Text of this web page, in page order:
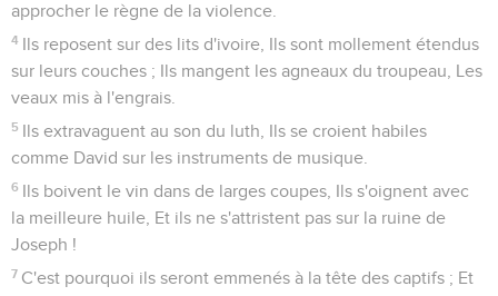
approcher le règne de la violence.
4 Ils reposent sur des lits d'ivoire, Ils sont mollement étendus
sur leurs couches ; Ils mangent les agneaux du troupeau, Les
veaux mis à l'engrais.
5 Ils extravaguent au son du luth, Ils se croient habiles
comme David sur les instruments de musique.
6 Ils boivent le vin dans de larges coupes, Ils s'oignent avec
la meilleure huile, Et ils ne s'attristent pas sur la ruine de
Joseph !
7 C'est pourquoi ils seront emmenés à la tête des captifs ; Et